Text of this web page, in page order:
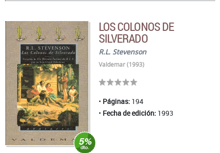
LOS COLONOS DE
SILVERADO
R.L. Stevenson
Valdemar (1993)
Páginas: 194
Fecha de edición: 1993